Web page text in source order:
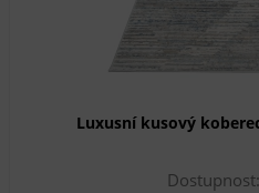
Luxusní kusový
Dostupnost: